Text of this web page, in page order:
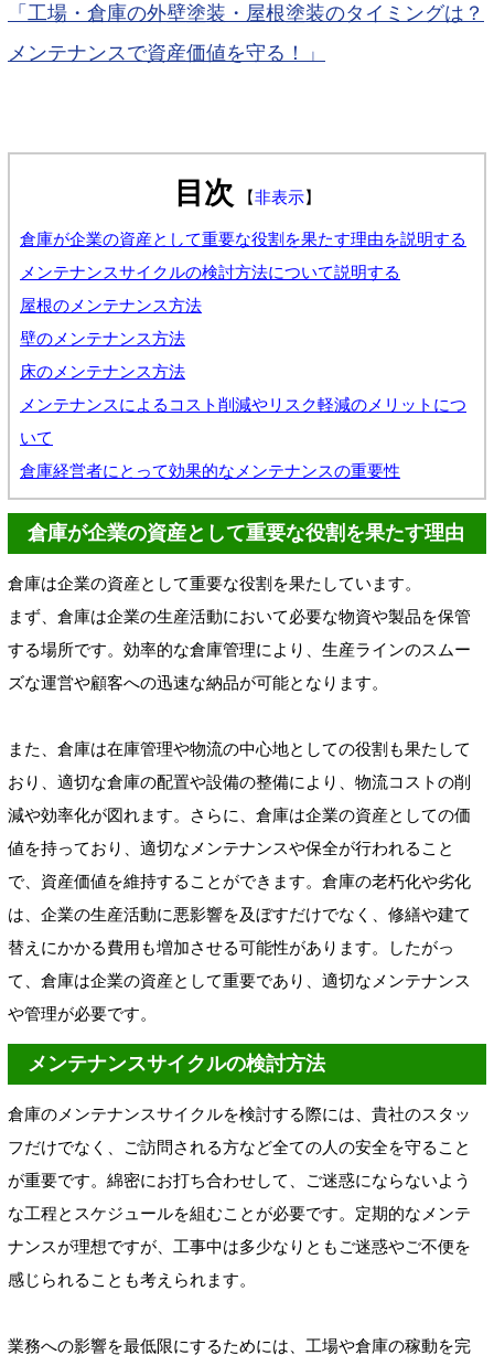
「工場・倉庫の外壁塗装・屋根塗装のタイミングは？
メンテナンスで資産価値を守る！」
目次 【非表示】
倉庫が企業の資産として重要な役割を果たす理由を説明する
メンテナンスサイクルの検討方法について説明する
屋根のメンテナンス方法
壁のメンテナンス方法
床のメンテナンス方法
メンテナンスによるコスト削減やリスク軽減のメリットにつ
いて
倉庫経営者にとって効果的なメンテナンスの重要性
倉庫が企業の資産として重要な役割を果たす理由
倉庫は企業の資産として重要な役割を果たしています。
まず、倉庫は企業の生産活動において必要な物資や製品を保管
する場所です。効率的な倉庫管理により、生産ラインのスムー
ズな運営や顧客への迅速な納品が可能となります。
また、倉庫は在庫管理や物流の中心地としての役割も果たして
おり、適切な倉庫の配置や設備の整備により、物流コストの削
減や効率化が図れます。さらに、倉庫は企業の資産としての価
値を持っており、適切なメンテナンスや保全が行われること
で、資産価値を維持することができます。倉庫の老朽化や劣化
は、企業の生産活動に悪影響を及ぼすだけでなく、修繕や建て
替えにかかる費用も増加させる可能性があります。したがっ
て、倉庫は企業の資産として重要であり、適切なメンテナンス
や管理が必要です。
メンテナンスサイクルの検討方法
倉庫のメンテナンスサイクルを検討する際には、貴社のスタッ
フだけでなく、ご訪問される方など全ての人の安全を守ること
が重要です。綿密にお打ち合わせして、ご迷惑にならないよう
な工程とスケジュールを組むことが必要です。定期的なメンテ
ナンスが理想ですが、工事中は多少なりともご迷惑やご不便を
感じられることも考えられます。
業務への影響を最低限にするためには、工場や倉庫の稼動を完